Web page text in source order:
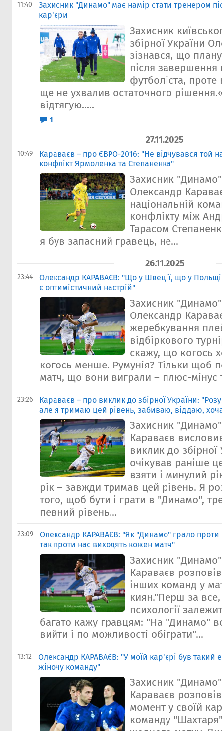
11:40
Захисник "Динамо" має намір стати тренером
кар'єри
Захисник
збірної України
зізнався, що
після завершення
футболіста,
ще не ухвалив остаточного
відтягую.....
1
27.11.2025
10:49
Караваєв – про ЄВРО-2016: "Не відчувався той
конфлікт Ярмоленка та Степаненка"
Захисник "Динамо"
Олександр
національній
конфлікту між
Тарасом
я був запасний гравець, не...
26.11.2025
23:44
Олександр КАРАВАЄВ: "Що у Швеції, що у
є оптимістичний настрій"
Захисник "Динамо"
Олександр
жеребкування
відбіркового
скажу, що когось
когось менше. Румунія? Тільки щоб
матч, що вони виграли – плюс-мінус
23:26
Караваєв – про виклик до збірної України:
але я тримаю цей рівень, забиваю, віддаю,
Захисник
Караваєв
виклик до
очікував раніше
взяти і минулий
рік – завжди тримав цей рівень. Я
того, щоб бути і грати в "Динамо",
певний рівень...
23:09
Олександр КАРАВАЄВ: "Як "Динамо" грало проти
так проти нас виходять кожен матч"
Захисник
Караваєв
інших команд у
киян."Перш за все,
психології
багато кажу гравцям: "На "Динамо"
вийти і по можливості обіграти"...
13:12
Олександр КАРАВАЄВ: "У моїй кар'єрі був такий
жіночу команду"
Захисник
Караваєв
момент у своїй
команду